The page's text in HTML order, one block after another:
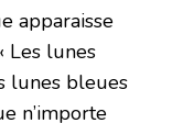
apparaisse
Les lunes
lunes bleues
n’importe